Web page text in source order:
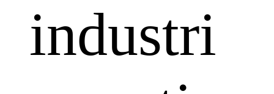
industri